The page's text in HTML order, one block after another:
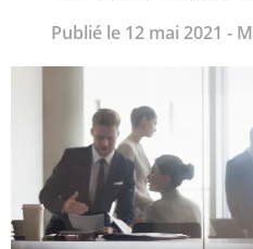
Publié le 12 mai 2021 -